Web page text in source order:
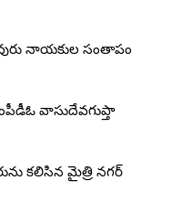
నాయకుల సంతాపం
వాసుదేవగుప్తా
కలిసిన మైత్రి నగర్